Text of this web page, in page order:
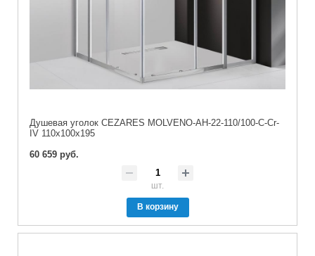
Душевая уголок CEZARES MOLVENO-AH-22-110/100-C-Cr-
IV 110x100x195
60 659 руб.
шт.
В корзину